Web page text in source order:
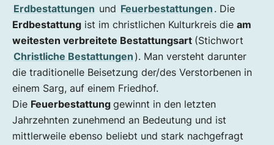
Baumbestattung in Österreich: Kosten u.
Ablauf
Donaubestattung in Österreich: Kosten u.
Ablauf
Edelsteinbestattung in Österreich: Kosten u.
Ablauf
Die Urne zu Hause in Österreich: Kosten u.
Ablauf
Erdbestattungen und Feuerbestattungen . Die
Erdbestattung ist im christlichen Kulturkreis die am
weitesten verbreitete Bestattungsart (Stichwort
Christliche Bestattungen ). Man versteht darunter
die traditionelle Beisetzung der/des Verstorbenen in
einem Sarg, auf einem Friedhof.
Die Feuerbestattung gewinnt in den letzten
Jahrzehnten zunehmend an Bedeutung und ist
mittlerweile ebenso beliebt und stark nachgefragt